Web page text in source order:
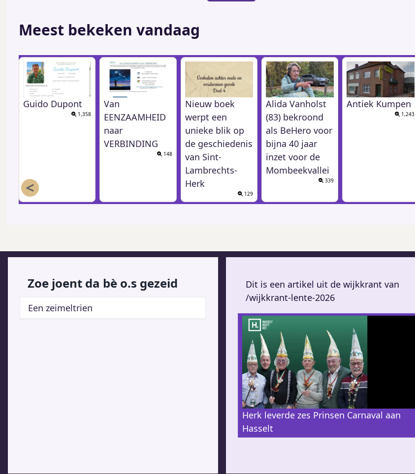
Meest bekeken vandaag
Guido Dupont
1,358
Van
EENZAAMHEID
naar
VERBINDING
148
Nieuw boek
werpt een
unieke blik op
de geschiedenis
van Sint-
Lambrechts-
Herk
129
Alida Vanholst
(83) bekroond
als BeHero voor
bijna 40 jaar
inzet voor de
Mombeekvallei
339
Antiek Kumpen
1,243
<
Zoe joent da bè o.s gezeid
Een zeimeltrien
Dit is een artikel uit de wijkkrant van
/wijkkrant-lente-2026
Herk leverde zes Prinsen Carnaval aan
Hasselt